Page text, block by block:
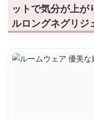
ットで気分が上が
ルロングネグリジ